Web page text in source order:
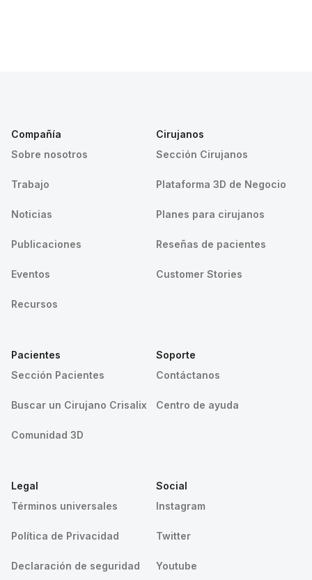
Compañía
Sobre nosotros
Trabajo
Noticias
Publicaciones
Eventos
Recursos
Cirujanos
Sección Cirujanos
Plataforma 3D de Negocio
Planes para cirujanos
Reseñas de pacientes
Customer Stories
Pacientes
Sección Pacientes
Buscar un Cirujano Crisalix
Comunidad 3D
Soporte
Contáctanos
Centro de ayuda
Legal
Términos universales
Política de Privacidad
Declaración de seguridad
Social
Instagram
Twitter
Youtube